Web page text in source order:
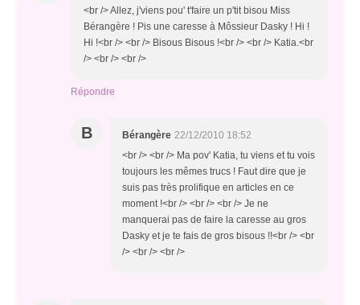
<br /> Allez, j'viens pou' t'faire un p'tit bisou Miss
Bérangère ! Pis une caresse à Môssieur Dasky ! Hi !
Hi !<br /> <br /> Bisous Bisous !<br /> <br /> Katia.<br
/> <br /> <br />
Répondre
B Bérangère 22/12/2010 18:52
<br /> <br /> Ma pov' Katia, tu viens et tu vois
toujours les mêmes trucs ! Faut dire que je
suis pas très prolifique en articles en ce
moment !<br /> <br /> <br /> Je ne
manquerai pas de faire la caresse au gros
Dasky et je te fais de gros bisous !!<br /> <br
/> <br /> <br />